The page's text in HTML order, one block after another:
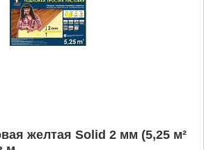
желтая Solid 2 мм (5,25 м²